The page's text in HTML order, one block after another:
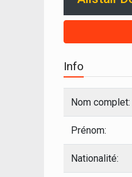
Info
Nom complet:
Prénom:
Nationalité: